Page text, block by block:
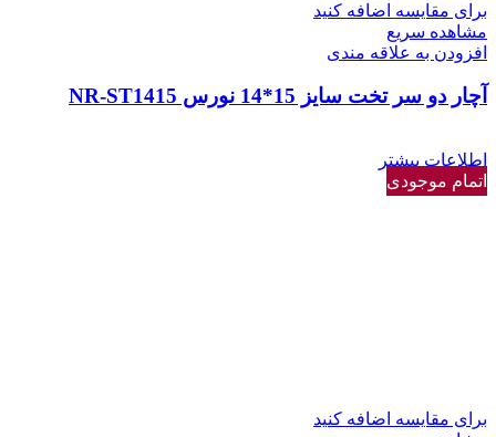
برای مقایسه اضافه کنید
مشاهده سریع
افزودن به علاقه مندی
آچار دو سر تخت سایز 15*14 نورس NR-ST1415
اطلاعات بیشتر
اتمام موجودی
برای مقایسه اضافه کنید